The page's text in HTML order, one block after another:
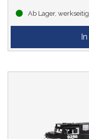
Ab Lager,